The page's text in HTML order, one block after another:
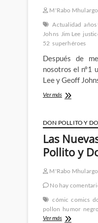
de
Jim
Lee
M'Rabo Mhulargo
Actualidad años
Johns Jim Lee
52 superhéroes
Después de
nosotros el nº1
Lee y Geoff
Ver másYa
está
aquí,
la
Justice
League
Jim
Lee
Geoff
Johns)
DON POLLITO Y
Las
Pollito y
M'Rabo Mhulargo
No hay
cómic comics
pollon humor
Ver másLas